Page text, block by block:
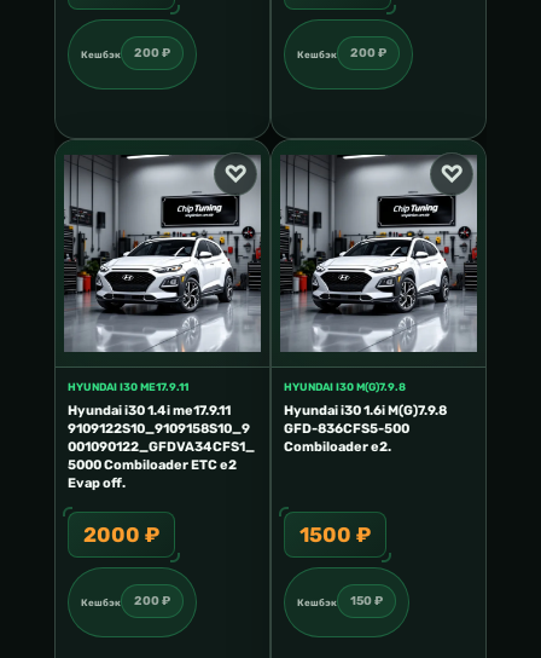
Кешбэк 200 ₽ Кешбэк 200 ₽
HYUNDAI I30 ME17.9.11
Hyundai i30 1.4i me17.9.11
9109122S10_9109158S10_9
001090122_GFDVA34CFS1_
5000 Combiloader ETC e2
Evap off.
2000 ₽
Кешбэк 200 ₽
HYUNDAI I30 M(G)7.9.8
Hyundai i30 1.6i M(G)7.9.8
GFD-836CFS5-500
Combiloader e2.
1500 ₽
Кешбэк 150 ₽